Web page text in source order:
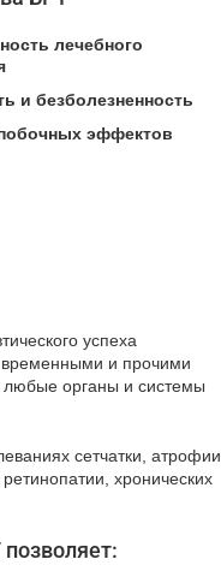
лечебного
и безболезненность
эффектов
успеха
и прочими
любые органы и системы
сетчатки, атрофии
хронических